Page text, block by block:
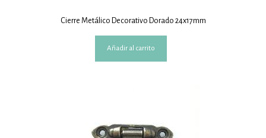
Cierre Metálico Decorativo Dorado 24x17mm
Añadir al carrito